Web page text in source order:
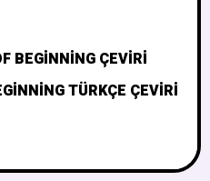
BEGINNING ÇEVIRI
TÜRKÇE ÇEVIRI